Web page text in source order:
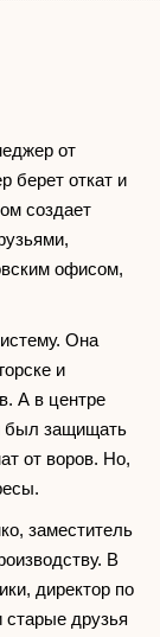
от
берет откат и
создает
офисом,
Она
и
А в центре
был защищать
от воров. Но,
заместитель
В
директор по
старые друзья